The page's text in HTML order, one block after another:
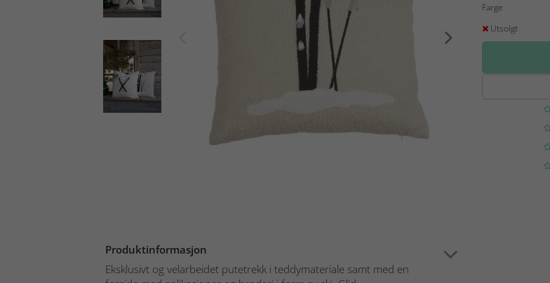
Produktinformasjon
Eksklusivt og velarbeidet putetrekk i teddymateriale samt med en
Farge
Utsolgt